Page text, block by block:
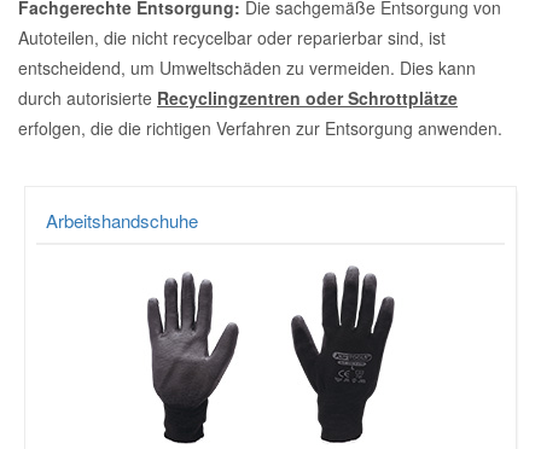
Fachgerechte Entsorgung: Die sachgemäße Entsorgung von
Autoteilen, die nicht recycelbar oder reparierbar sind, ist
entscheidend, um Umweltschäden zu vermeiden. Dies kann
durch autorisierte Recyclingzentren oder Schrottplätze
erfolgen, die die richtigen Verfahren zur Entsorgung anwenden.
Arbeitshandschuhe
Mazda Ersatzteile
Mercedes Ersatzteile
Mitsubishi Ersatzteile
Nissan Ersatzteile
Porsche Ersatzteile
Seat Ersatzteile